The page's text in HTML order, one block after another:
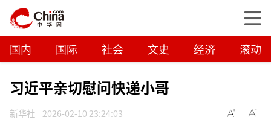
国内 国际 社会 文史 经济 滚动
习近平亲切慰问快递小哥
新华社 2026-02-10 23:24:03